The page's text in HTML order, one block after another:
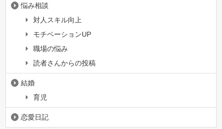
悩み相談
対人スキル向上
モチベーションUP
職場の悩み
読者さんからの投稿
結婚
育児
恋愛日記